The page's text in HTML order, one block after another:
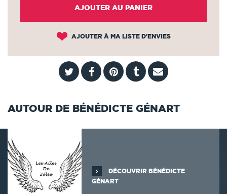
AJOUTER AU PANIER
AJOUTER À MA LISTE D'ENVIES
AUTOUR DE BÉNÉDICTE GÉNART
DÉCOUVRIR BÉNÉDICTE
GÉNART